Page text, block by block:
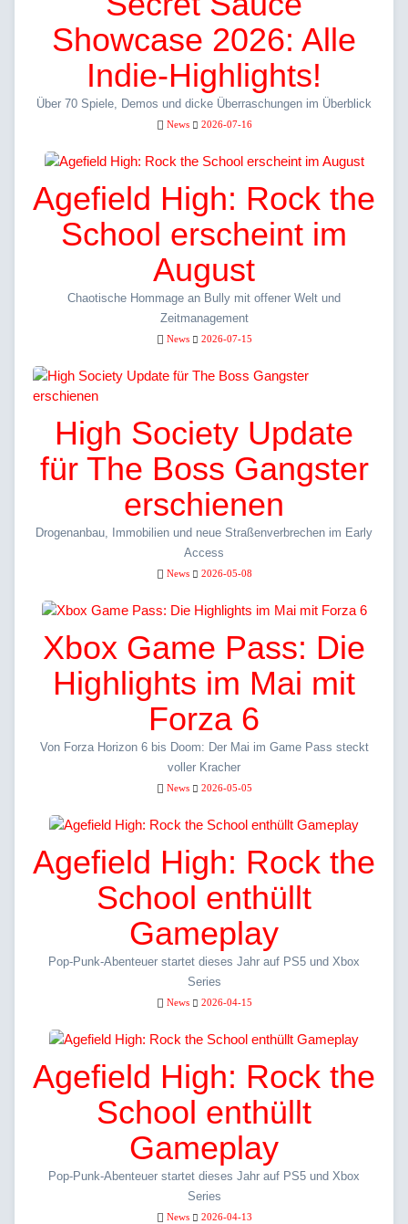
Showcase 2026: Alle
Indie-Highlights!
Über 70 Spiele, Demos und dicke Überraschungen im Überblick
News 2026-07-16
Agefield High: Rock the
School erscheint im
August
Chaotische Hommage an Bully mit offener Welt und
Zeitmanagement
News 2026-07-15
High Society Update
für The Boss Gangster
erschienen
Drogenanbau, Immobilien und neue Straßenverbrechen im Early
Access
News 2026-05-08
Xbox Game Pass: Die
Highlights im Mai mit
Forza 6
Von Forza Horizon 6 bis Doom: Der Mai im Game Pass steckt
voller Kracher
News 2026-05-05
Agefield High: Rock the
School enthüllt
Gameplay
Pop-Punk-Abenteuer startet dieses Jahr auf PS5 und Xbox
Series
News 2026-04-15
Agefield High: Rock the
School enthüllt
Gameplay
Pop-Punk-Abenteuer startet dieses Jahr auf PS5 und Xbox
Series
News 2026-04-13